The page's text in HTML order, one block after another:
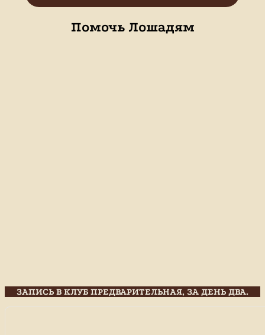
Помочь Лошадям
ЗАПИСЬ В КЛУБ ПРЕДВАРИТЕЛЬНАЯ, ЗА ДЕНЬ ДВА.